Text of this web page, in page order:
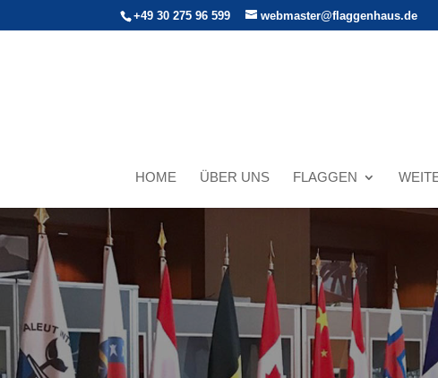
+49 30 275 96 599 webmaster@flaggenhaus.de
HOME ÜBER UNS FLAGGEN